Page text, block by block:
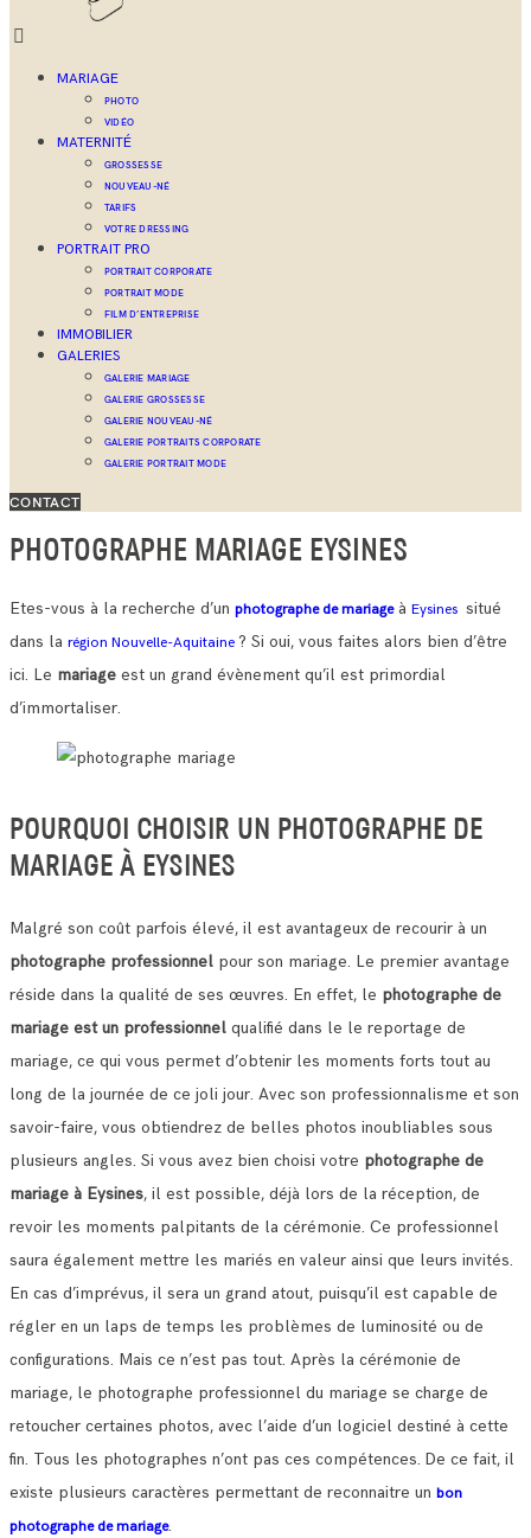
MARIAGE
PHOTO
VIDÉO
MATERNITÉ
GROSSESSE
NOUVEAU-NÉ
TARIFS
VOTRE DRESSING
PORTRAIT PRO
PORTRAIT CORPORATE
PORTRAIT MODE
FILM D’ENTREPRISE
IMMOBILIER
GALERIES
GALERIE MARIAGE
GALERIE GROSSESSE
GALERIE NOUVEAU-NÉ
GALERIE PORTRAITS CORPORATE
GALERIE PORTRAIT MODE
CONTACT
PHOTOGRAPHE MARIAGE EYSINES
Etes-vous à la recherche d’un photographe de mariageà Eysines situé
dans la région Nouvelle-Aquitaine ? Si oui, vous faites alors bien d’être
ici. Le mariage est un grand évènement qu’il est primordial
d’immortaliser.
POURQUOI CHOISIR UN PHOTOGRAPHE DE
MARIAGE À EYSINES
Malgré son coût parfois élevé, il est avantageux de recourir à un
photographe professionnel pour son mariage. Le premier avantage
réside dans la qualité de ses œuvres. En effet, le photographe de
mariage est un professionnel qualifié dans le le reportage de
mariage, ce qui vous permet d’obtenir les moments forts tout au
long de la journée de ce joli jour. Avec son professionnalisme et son
savoir-faire, vous obtiendrez de belles photos inoubliables sous
plusieurs angles. Si vous avez bien choisi votre photographe de
mariage à Eysines, il est possible, déjà lors de la réception, de
revoir les moments palpitants de la cérémonie. Ce professionnel
saura également mettre les mariés en valeur ainsi que leurs invités.
En cas d’imprévus, il sera un grand atout, puisqu’il est capable de
régler en un laps de temps les problèmes de luminosité ou de
configurations. Mais ce n’est pas tout. Après la cérémonie de
mariage, le photographe professionnel du mariage se charge de
retoucher certaines photos, avec l’aide d’un logiciel destiné à cette
fin. Tous les photographes n’ont pas ces compétences. De ce fait, il
existe plusieurs caractères permettant de reconnaitre un bon
photographe de mariage.